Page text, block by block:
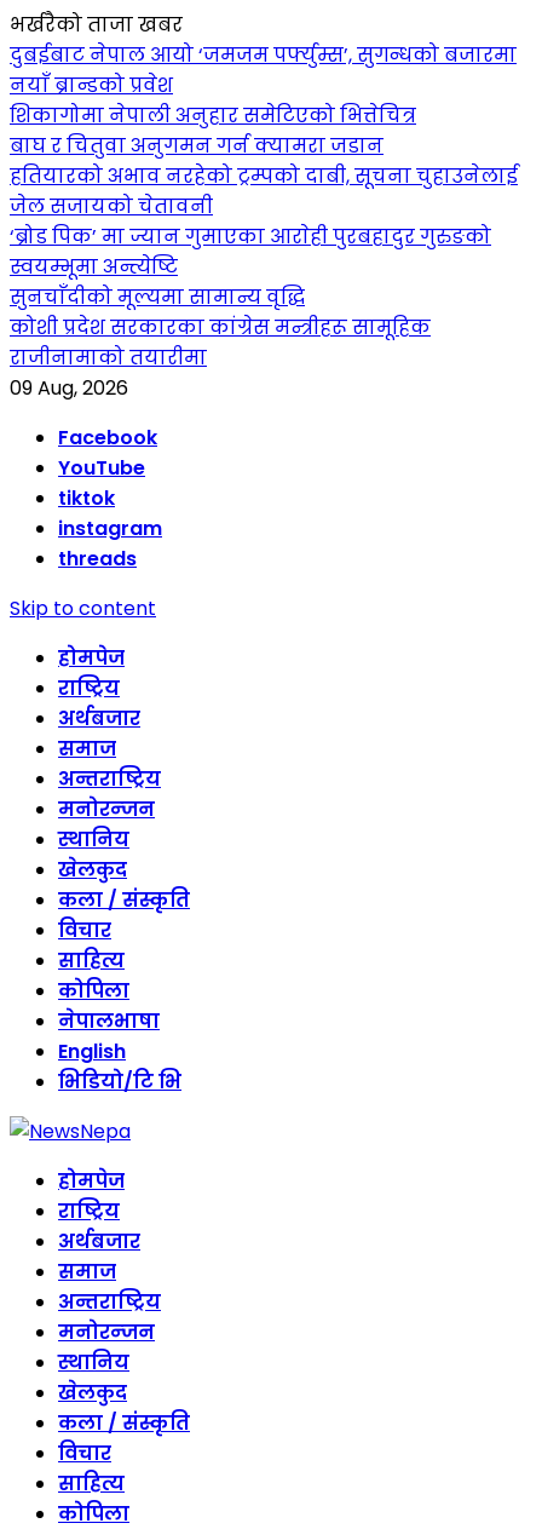
भर्खरैको ताजा खबर
दुबईबाट नेपाल आयो ‘जमजम पर्फ्युम्स’, सुगन्धको बजारमा
नयाँ ब्रान्डको प्रवेश
शिकागोमा नेपाली अनुहार समेटिएको भित्तेचित्र
बाघ र चितुवा अनुगमन गर्न क्यामरा जडान
हतियारको अभाव नरहेको ट्रम्पको दाबी, सूचना चुहाउनेलाई
जेल सजायको चेतावनी
‘ब्रोड पिक’ मा ज्यान गुमाएका आराेही पुरबहादुर गुरुङको
स्वयम्भूमा अन्त्येष्टि
सुनचाँदीको मूल्यमा सामान्य वृद्धि
कोशी प्रदेश सरकारका कांग्रेस मन्त्रीहरू सामूहिक
राजीनामाको तयारीमा
09 Aug, 2026
Facebook
YouTube
tiktok
instagram
threads
Skip to content
होमपेज
राष्ट्रिय
अर्थबजार
समाज
अन्तराष्ट्रिय
मनोरन्जन
स्थानिय
खेलकुद
कला / संस्कृति
विचार
साहित्य
कोपिला
नेपालभाषा
English
भिडियो/टि भि
होमपेज
राष्ट्रिय
अर्थबजार
समाज
अन्तराष्ट्रिय
मनोरन्जन
स्थानिय
खेलकुद
कला / संस्कृति
विचार
साहित्य
कोपिला